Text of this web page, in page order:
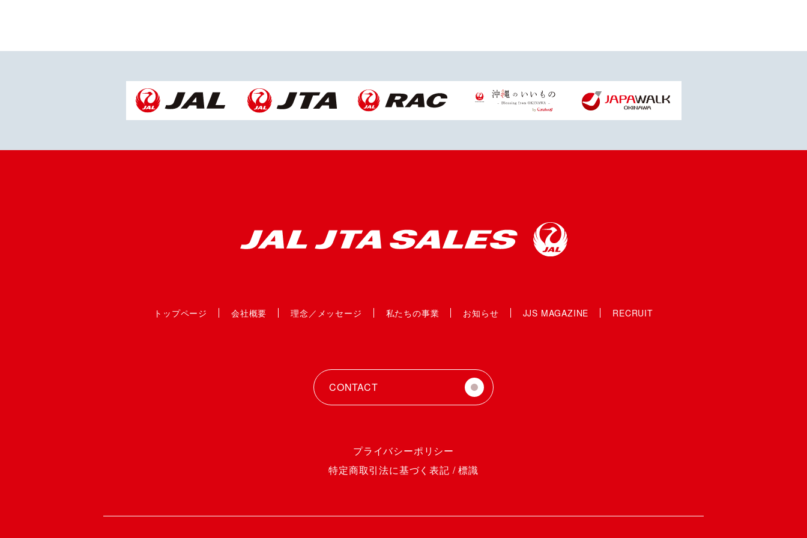
トップページ 会社概要 理念／メッセージ 私たちの事業 お知らせ JJS MAGAZINE RECRUIT
CONTACT
プライバシーポリシー
特定商取引法に基づく表記 / 標識